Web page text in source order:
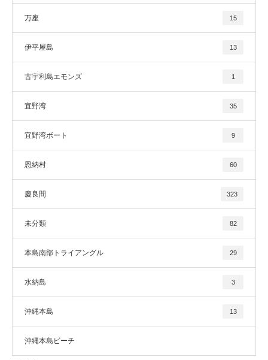
万座 15
伊平屋島 13
古宇利島エモンズ 1
宜野湾 35
宜野湾ボート 9
恩納村 60
慶良間 323
未分類 82
本島南部トライアングル 29
水納島 3
沖縄本島 13
沖縄本島ビーチ